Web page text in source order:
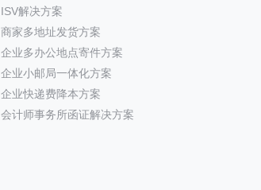
ISV解决方案
商家多地址发货方案
企业多办公地点寄件方案
企业小邮局一体化方案
企业快递费降本方案
会计师事务所函证解决方案